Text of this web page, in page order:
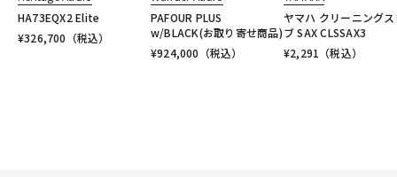
HA73EQX2 Elite
¥326,700 （税込）
PAFOUR PLUS
w/BLACK(お取り寄せ商品)
¥924,000 （税込）
ヤマハ クリーニング
ブ SAX CLSSAX3
¥2,291 （税込）